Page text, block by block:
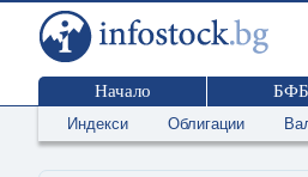
Начало БФБ
Индекси Облигации